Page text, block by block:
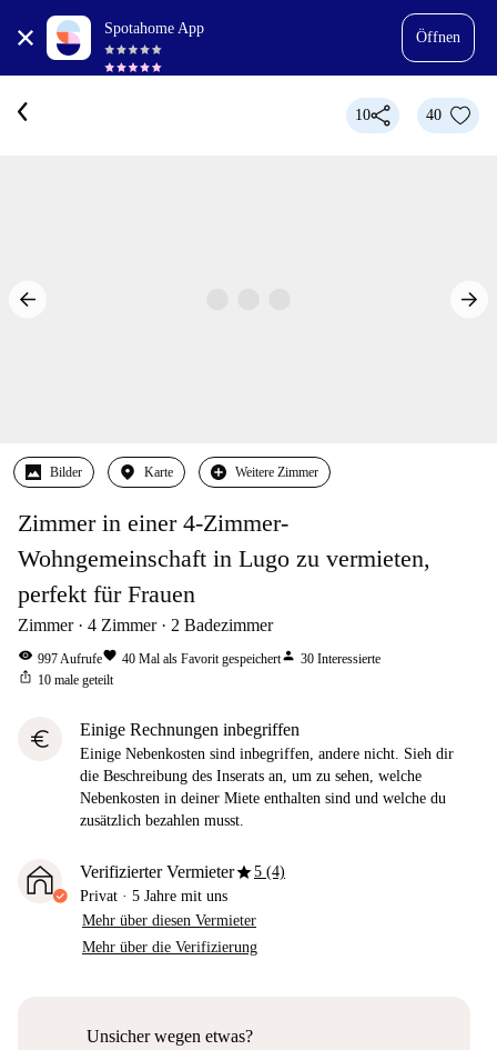
Spotahome App
Öffnen
10 40
Bilder Karte Weitere Zimmer
Zimmer in einer 4-Zimmer-
Wohngemeinschaft in Lugo zu vermieten,
perfekt für Frauen
Zimmer 4 Zimmer 2 Badezimmer
visibility 997Aufrufefavorite 40 Mal als Favorit gespeichertperson 30 Interessierte
ios_share 10 male geteilt
euro Einige Rechnungen inbegriffen
Einige Nebenkosten sind inbegriffen, andere nicht. Sieh dir
die Beschreibung des Inserats an, um zu sehen, welche
Nebenkosten in deiner Miete enthalten sind und welche du
zusätzlich bezahlen musst.
Verifizierter Vermieterstar5 (4)
Privat · 5 Jahre mit uns
Mehr über diesen Vermieter
Mehr über die Verifizierung
Unsicher wegen etwas?